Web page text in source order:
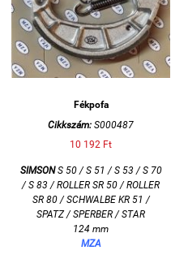
Fékpofa
Cikkszám: S000487
10 192 Ft
SIMSONS 50 / S 51 / S 53 / S 70
/ S 83 / ROLLER SR 50 / ROLLER
SR 80 / SCHWALBE KR 51 /
SPATZ / SPERBER / STAR
124 mm
MZA